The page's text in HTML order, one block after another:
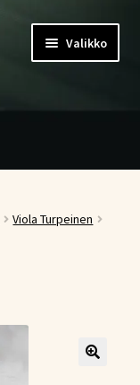
Valikko
Viola Turpeinen